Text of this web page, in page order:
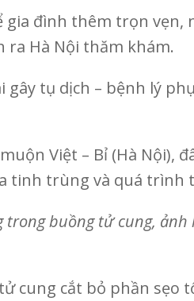
đình thêm trọn
ra Hà Nội thăm khám.
tụ dịch – bệnh lý
Việt – Bỉ (Hà
tinh trùng và quá trình
buồng tử cung,
cung cắt bỏ phần sẹo